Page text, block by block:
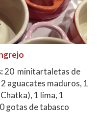
20 minitartaletas de
aguacates maduros, 1
1 lima, 1
gotas de tabasco